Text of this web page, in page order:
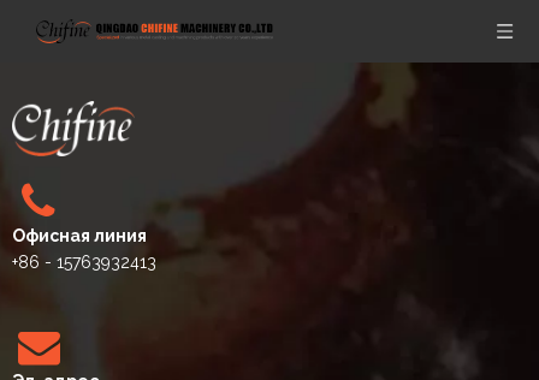
Офисная линия
+86 - 15763932413